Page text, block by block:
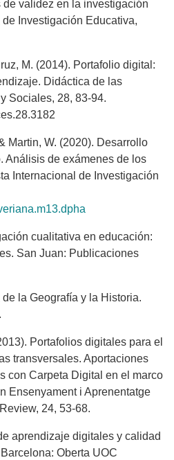
de validez en la investigación
Investigación Educativa,
M. (2014). Portafolio digital:
Didáctica de las
Sociales, 28, 83-94.
Martin, W. (2020). Desarrollo
Análisis de exámenes de los
Internacional de Investigación
cualitativa en educación:
San Juan: Publicaciones
la Geografía y la Historia.
Portafolios digitales para el
transversales. Aportaciones
con Carpeta Digital en el marco
Ensenyament i Aprenentatge
24, 53-68.
aprendizaje digitales y calidad
Oberta UOC